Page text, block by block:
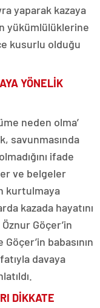
yaparak kazaya
yükümlülüklerine
kusurlu olduğu
YÖNELİK
neden olma’
savunmasında
ifade
ve belgeler
kurtulmaya
kazada hayatını
Göçer’in
babasının
davaya
DİKKATE